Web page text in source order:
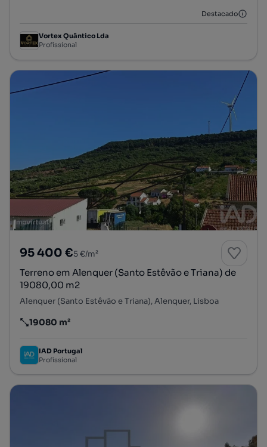
Destacado
Vortex Quântico Lda
Profissional
95 400 €5 €/m²
Terreno em Alenquer (Santo Estêvão e Triana) de
19080,00 m2
Alenquer (Santo Estêvão e Triana), Alenquer, Lisboa
Preço por metro quadrado
19080 m²
IAD Portugal
Profissional